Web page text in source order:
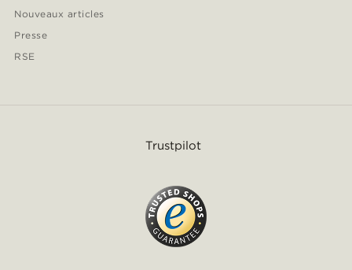
Nouveaux articles
Presse
RSE
Trustpilot